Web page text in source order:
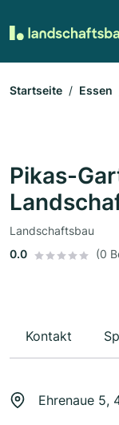
Startseite Essen
Pikas-
Landschaftsbau
0.0
(0
Kontakt
Ehrenaue 5,